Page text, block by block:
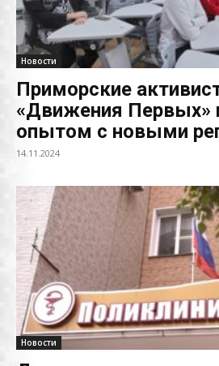
Новости
Приморские
«Движения Первых»
опытом с новыми
14.11.2024
Новости